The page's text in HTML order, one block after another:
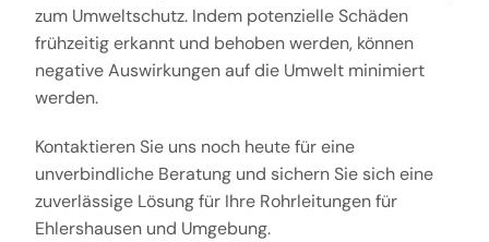
zum Umweltschutz. Indem potenzielle Schäden
frühzeitig erkannt und behoben werden, können
negative Auswirkungen auf die Umwelt minimiert
werden.
Kontaktieren Sie uns noch heute für eine
unverbindliche Beratung und sichern Sie sich eine
zuverlässige Lösung für Ihre Rohrleitungen für
Ehlershausen und Umgebung.